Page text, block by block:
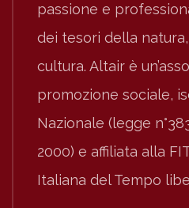
passione e
dei tesori della
cultura. Altair è
promozione sociale,
Nazionale (legge
2000) e affiliata alla
Italiana del Tempo